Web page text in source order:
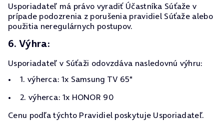
Usporiadateľ má právo vyradiť Účastníka Súťaže v
prípade podozrenia z porušenia pravidiel Súťaže alebo
použitia neregulárnych postupov.
6. Výhra:
Usporiadateľ v Súťaži odovzdáva nasledovnú výhru:
1. výherca: 1x Samsung TV 65"
2. výherca: 1x HONOR 90
Cenu podľa týchto Pravidiel poskytuje Usporiadateľ.